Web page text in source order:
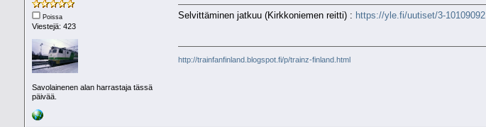
Poissa
Viestejä: 423
Savolainenen alan harrastaja tässä
päivää.
Selvittäminen jatkuu (Kirkkoniemen reitti) : https://yle.fi/uutiset/3-10109092
http://trainfanfinland.blogspot.fi/p/trainz-finland.html